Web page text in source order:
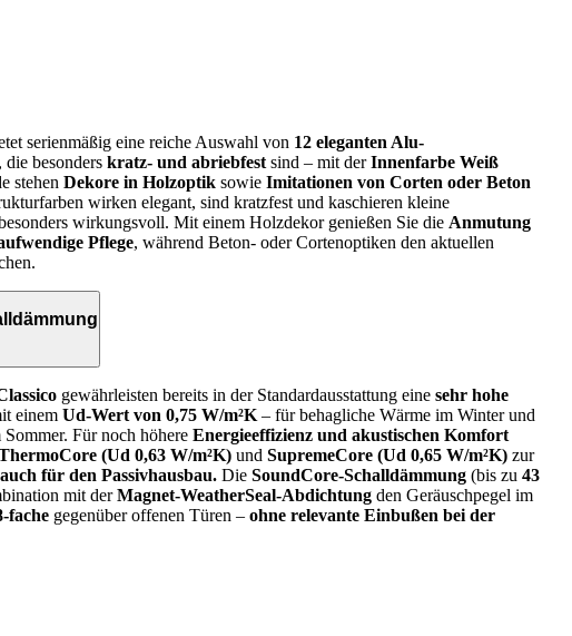
serienmäßig eine reiche Auswahl von 12 eleganten Alu-
, die besonders kratz- und abriebfest sind – mit derInnenfarbe Weiß
stehen Dekore in Holzoptik sowie Imitationen von Corten oder Beton
wirken elegant, sind kratzfest und kaschieren kleine
wirkungsvoll. Mit einem Holzdekor genießen Sie die Anmutung
Pflege, während Beton‑ oder Cortenoptiken den aktuellen
gewährleisten bereits in der Standardausstattung eine sehr hohe
einem Ud-Wert von 0,75 W/m²K – für behagliche Wärme im Winter und
Für noch höhere Energieeffizienz und akustischen Komfort
(Ud 0,63 W/m²K) und SupremeCore (Ud 0,65 W/m²K) zur
für den Passivhausbau. Die SoundCore-Schalldämmung (bis zu 43
mit derMagnet-WeatherSeal-Abdichtung den Geräuschpegel im
fache gegenüber offenen Türen – ohne relevante Einbußen bei der